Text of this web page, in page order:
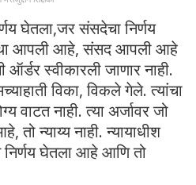
घेतला,जर संसदेचा निर्णय
आपली आहे, संसद आपली आहे
स्वीकारली जाणार नाही.
विका, विकले गेले. त्यांचा
वाटत नाही. त्या अर्जावर जो
न्याय्य नाही. न्यायाधीश
निर्णय घेतला आहे आणि तो